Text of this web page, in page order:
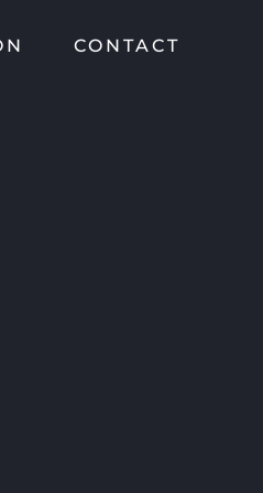
CONTACT